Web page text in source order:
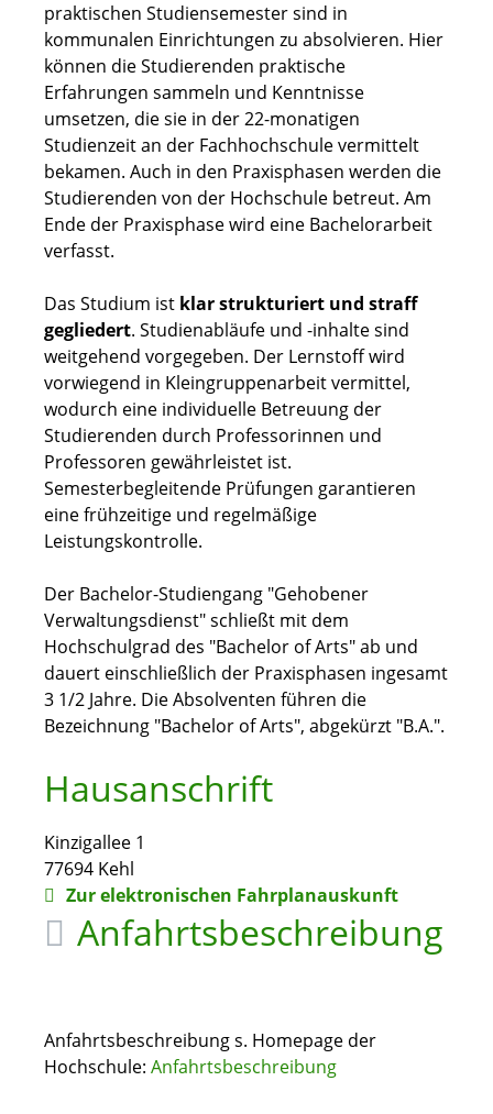
praktischen Studiensemester sind in
kommunalen Einrichtungen zu absolvieren. Hier
können die Studierenden praktische
Erfahrungen sammeln und Kenntnisse
umsetzen, die sie in der 22-monatigen
Studienzeit an der Fachhochschule vermittelt
bekamen. Auch in den Praxisphasen werden die
Studierenden von der Hochschule betreut. Am
Ende der Praxisphase wird eine Bachelorarbeit
verfasst.
Das Studium ist klar strukturiert und straff
gegliedert. Studienabläufe und -inhalte sind
weitgehend vorgegeben. Der Lernstoff wird
vorwiegend in Kleingruppenarbeit vermittel,
wodurch eine individuelle Betreuung der
Studierenden durch Professorinnen und
Professoren gewährleistet ist.
Semesterbegleitende Prüfungen garantieren
eine frühzeitige und regelmäßige
Leistungskontrolle.
Der Bachelor-Studiengang "Gehobener
Verwaltungsdienst" schließt mit dem
Hochschulgrad des "Bachelor of Arts" ab und
dauert einschließlich der Praxisphasen ingesamt
3 1/2 Jahre. Die Absolventen führen die
Bezeichnung "Bachelor of Arts", abgekürzt "B.A.".
Hausanschrift
Kinzigallee 1
77694 Kehl
Zur elektronischen Fahrplanauskunft
Anfahrtsbeschreibung
Anfahrtsbeschreibung s. Homepage der
Hochschule: Anfahrtsbeschreibung